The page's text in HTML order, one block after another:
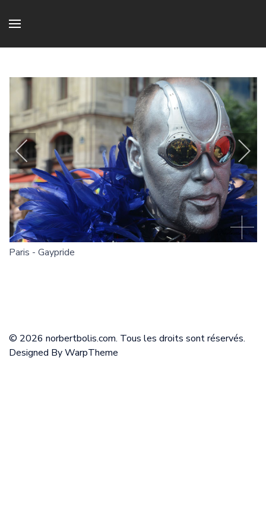
Paris - Gaypride
© 2026 norbertbolis.com. Tous les droits sont réservés.
Designed ByWarpTheme